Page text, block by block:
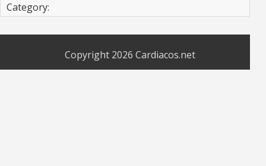
Category:
Copyright 2026 Cardiacos.net